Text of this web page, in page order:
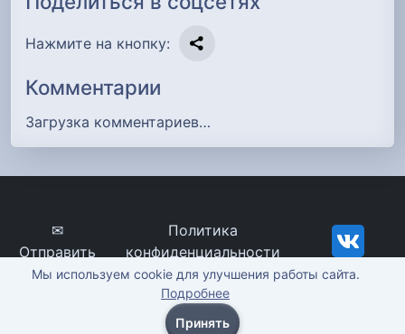
Нажмите на кнопку:
Комментарии
Загрузка комментариев…
✉
Отправить
сообщение
Политика
конфиденциальности
imena-znachenie.ru, ©
2012-2026
Мы используем cookie для улучшения работы сайта.
Подробнее
Принять